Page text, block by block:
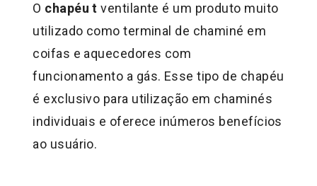
O chapéu t ventilante é um produto muito
utilizado como terminal de chaminé em
coifas e aquecedores com
funcionamento a gás. Esse tipo de chapéu
é exclusivo para utilização em chaminés
individuais e oferece inúmeros benefícios
ao usuário.